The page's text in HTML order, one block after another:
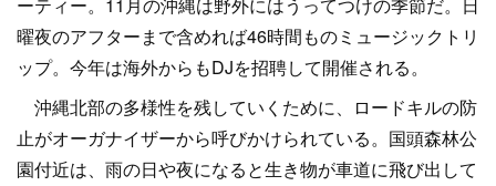
曜夜のアフターまで含めれば46時間ものミュージックトリ
ップ。今年は海外からもDJを招聘して開催される。
沖縄北部の多様性を残していくために、ロードキルの防
止がオーガナイザーから呼びかけられている。国頭森林公
園付近は、雨の日や夜になると生き物が車道に飛び出して